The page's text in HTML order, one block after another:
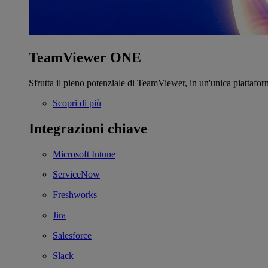
TeamViewer ONE
Sfrutta il pieno potenziale di TeamViewer, in un'unica
Scopri di più
Integrazioni chiave
Microsoft Intune
ServiceNow
Freshworks
Jira
Salesforce
Slack